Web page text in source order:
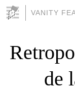
VANITY
de